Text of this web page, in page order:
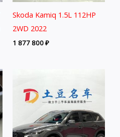
Skoda Kamiq 1.5L 112HP
2WD 2022
1 877 800₽